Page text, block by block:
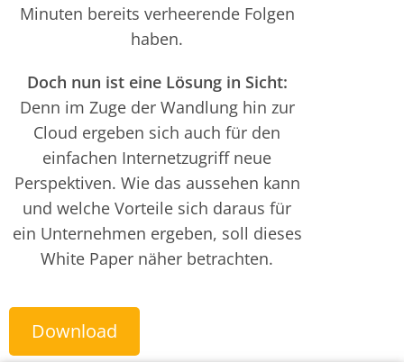
Minuten bereits verheerende Folgen
haben.
Doch nun ist eine Lösung in Sicht:
Denn im Zuge der Wandlung hin zur
Cloud ergeben sich auch für den
einfachen Internetzugriff neue
Perspektiven. Wie das aussehen kann
und welche Vorteile sich daraus für
ein Unternehmen ergeben, soll dieses
White Paper näher betrachten.
Download